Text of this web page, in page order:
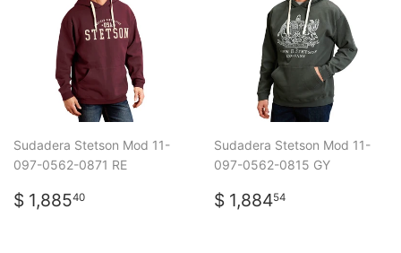
Sudadera Stetson Mod 11-
097-0562-0871 RE
PRECIO
HABITUAL
$ 1,88540
Sudadera Stetson Mod 11-
097-0562-0815 GY
PRECIO
HABITUAL
$ 1,88454